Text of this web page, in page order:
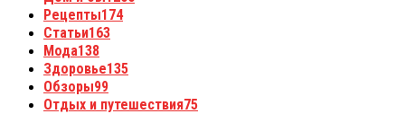
Рецепты174
Статьи163
Мода138
Здоровье135
Обзоры99
Отдых и путешествия75